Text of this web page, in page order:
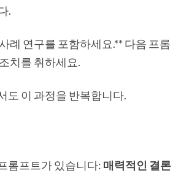
.
례 연구를 포함하세요.** 다음 프롬
치를 취하세요.
도 이 과정을 반복합니다.
롬프트가 있습니다: 매력적인 결론